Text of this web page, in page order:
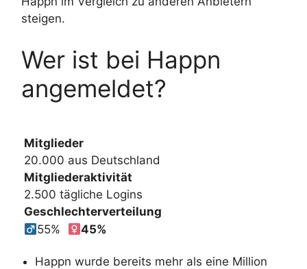
steigen.
Wer ist bei Happn
angemeldet?
Mitglieder
20.000 aus Deutschland
Mitgliederaktivität
2.500 tägliche Logins
Geschlechterverteilung
55%
45%
Happn wurde bereits mehr als eine Million